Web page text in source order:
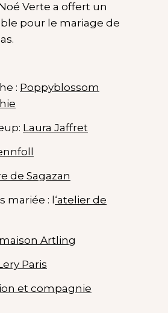
Verte a offert un
pour le mariage de
: Poppyblossom
Laura Jaffret
de Sagazan
mariée : l ‘atelier de
maison Artling
Paris
et compagnie